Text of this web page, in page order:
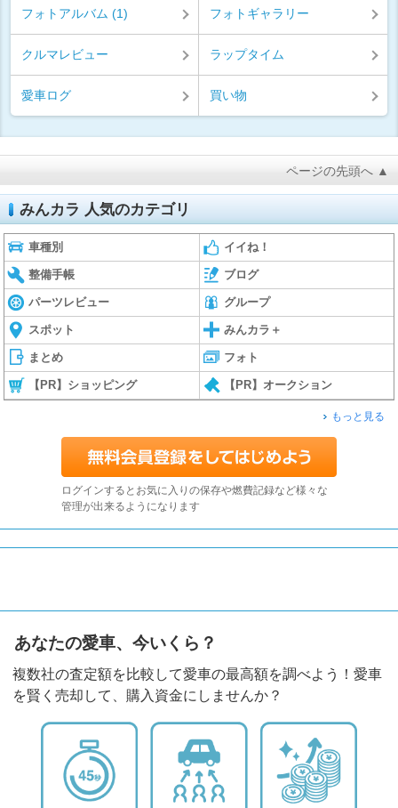
フォトアルバム (1) フォトギャラリー
クルマレビュー ラップタイム
愛車ログ 買い物
ページの先頭へ ▲
みんカラ 人気のカテゴリ
車種別 イイね！
整備手帳 ブログ
パーツレビュー グループ
スポット みんカラ＋
まとめ フォト
【PR】ショッピング 【PR】オークション
もっと見る
ログインするとお気に入りの保存や燃費記録など様々な
管理が出来るようになります
あなたの愛車、今いくら？
複数社の査定額を比較して愛車の最高額を調べよう！愛車
を賢く売却して、購入資金にしませんか？